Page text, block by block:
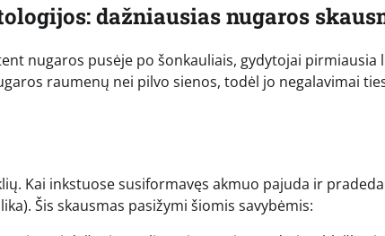
dažniausias nugaros
nugaros pusėje po šonkauliais, gydytojai
raumenų nei pilvo sienos, todėl jo negalavimai
Kai inkstuose susiformavęs akmuo pajuda ir
Šis skausmas pasižymi šiomis savybėmis: